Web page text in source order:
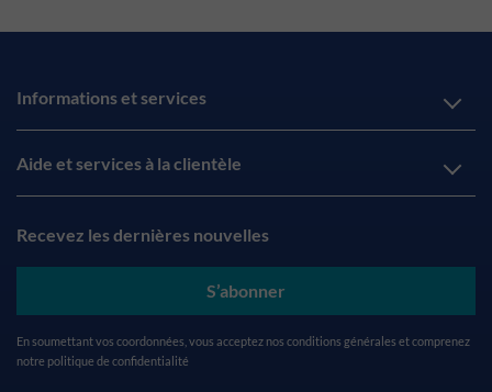
Informations et services
Aide et services à la clientèle
Recevez les dernières nouvelles
S’abonner
En soumettant vos coordonnées, vous acceptez nos conditions générales et comprenez
notre politique de confidentialité